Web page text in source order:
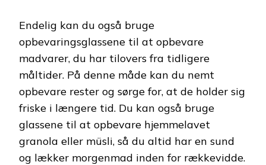
Endelig kan du også bruge
opbevaringsglassene til at opbevare
madvarer, du har tilovers fra tidligere
måltider. På denne måde kan du nemt
opbevare rester og sørge for, at de holder sig
friske i længere tid. Du kan også bruge
glassene til at opbevare hjemmelavet
granola eller müsli, så du altid har en sund
og lækker morgenmad inden for rækkevidde.